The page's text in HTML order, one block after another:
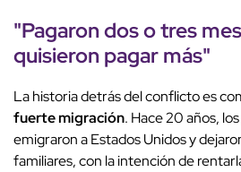
"Pagaron dos o tres
quisieron pagar más"
La historia detrás del conflicto es
fuerte migración. Hace 20 años,
emigraron a Estados Unidos y
familiares, con la intención de